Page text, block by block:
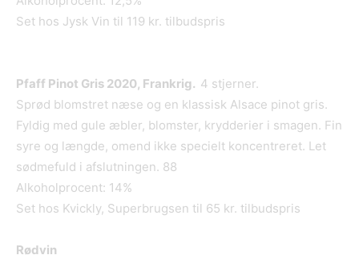
Set hos Jysk Vin til 119 kr. tilbudspris
Pfaff Pinot Gris 2020, Frankrig. 4 stjerner.
Sprød blomstret næse og en klassisk Alsace pinot gris.
Fyldig med gule æbler, blomster, krydderier i smagen. Fin
syre og længde, omend ikke specielt koncentreret. Let
sødmefuld i afslutningen. 88
Alkoholprocent: 14%
Set hos Kvickly, Superbrugsen til 65 kr. tilbudspris
Rødvin